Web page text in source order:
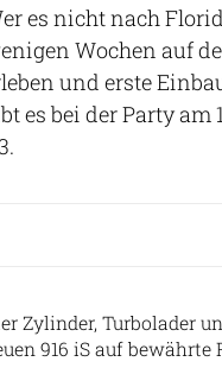
es nicht nach
Wochen auf
und erste
es bei der Party
Zylinder, Turbolader
916 iS auf bewährte